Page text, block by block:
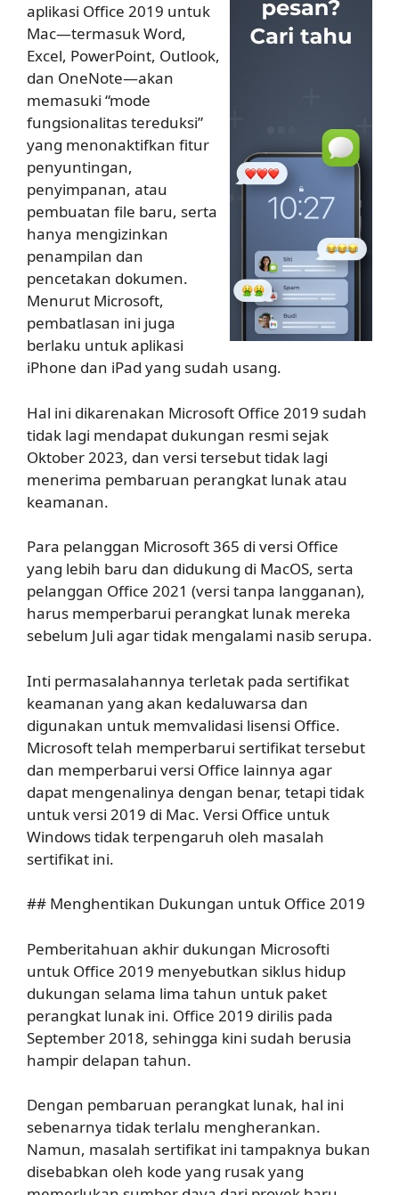
aplikasi Office 2019 untuk
Mac—termasuk Word,
Excel, PowerPoint, Outlook,
dan OneNote—akan
memasuki “mode
fungsionalitas tereduksi”
yang menonaktifkan fitur
penyuntingan,
penyimpanan, atau
pembuatan file baru, serta
hanya mengizinkan
penampilan dan
pencetakan dokumen.
Menurut Microsoft,
pembatlasan ini juga
berlaku untuk aplikasi
iPhone dan iPad yang sudah usang.
Hal ini dikarenakan Microsoft Office 2019 sudah
tidak lagi mendapat dukungan resmi sejak
Oktober 2023, dan versi tersebut tidak lagi
menerima pembaruan perangkat lunak atau
keamanan.
Para pelanggan Microsoft 365 di versi Office
yang lebih baru dan didukung di MacOS, serta
pelanggan Office 2021 (versi tanpa langganan),
harus memperbarui perangkat lunak mereka
sebelum Juli agar tidak mengalami nasib serupa.
Inti permasalahannya terletak pada sertifikat
keamanan yang akan kedaluwarsa dan
digunakan untuk memvalidasi lisensi Office.
Microsoft telah memperbarui sertifikat tersebut
dan memperbarui versi Office lainnya agar
dapat mengenalinya dengan benar, tetapi tidak
untuk versi 2019 di Mac. Versi Office untuk
Windows tidak terpengaruh oleh masalah
sertifikat ini.
## Menghentikan Dukungan untuk Office 2019
Pemberitahuan akhir dukungan Microsofti
untuk Office 2019 menyebutkan siklus hidup
dukungan selama lima tahun untuk paket
perangkat lunak ini. Office 2019 dirilis pada
September 2018, sehingga kini sudah berusia
hampir delapan tahun.
Dengan pembaruan perangkat lunak, hal ini
sebenarnya tidak terlalu mengherankan.
Namun, masalah sertifikat ini tampaknya bukan
disebabkan oleh kode yang rusak yang